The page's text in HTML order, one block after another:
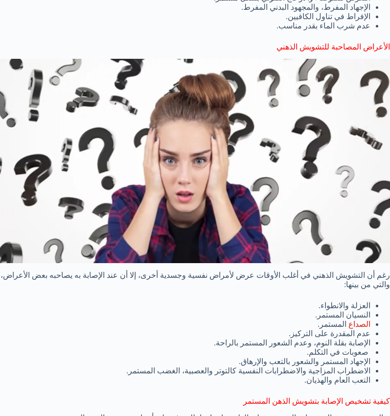
الإجهاد المفرط، والمجهود البدني المفرط.
الإفراط في تناول الكافيين.
عدم شرب الماء بقدر مناسب.
الأعراض المصاحبة للتشويش الذهني
رغم أن التشويش الذهني في أغلب الأوقات عرض لأمراض نفسية وجسدية أخرى، إلا أن عند الإصابة به يصاحبه بعض الأعراض،
والتي من بينها:
العزلة والانطواء.
النسيان المستمر.
الصداع المستمر.
عدم المقدرة على التركيز.
الإصابة بقلة النوم، وعدم الشعور المستمر بالراحة.
صعوبات في التكلم.
الإجهاد المستمر والشعور بالتعب والإرهاق.
الاضطراب المزاجية والاضطرابات النفسية كالتوتر والعصبية، الغضب المستمر.
التعب العام والهذيان.
كيفية تشخيص الإصابة بتشويش الذهن المستمر